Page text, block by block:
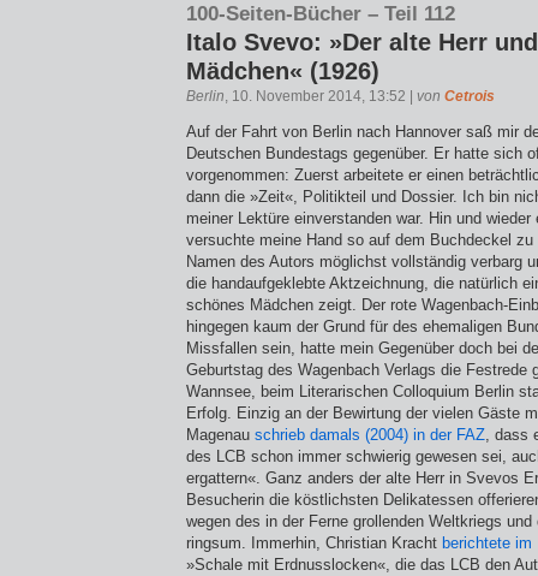
100-Seiten-Bücher – Teil 112
Italo Svevo: »Der alte Herr
Mädchen« (1926)
Berlin, 10. November 2014, 13:52 | von Cetrois
Auf der Fahrt von Berlin nach Hannover saß mir
Deutschen Bundestags gegenüber. Er hatte sich
vorgenommen: Zuerst arbeitete er einen
dann die »Zeit«, Politikteil und Dossier. Ich bin
meiner Lektüre einverstanden war. Hin und
versuchte meine Hand so auf dem Buchdeckel
Namen des Autors möglichst vollständig verbarg
die handaufgeklebte Aktzeichnung, die natürlich
schönes Mädchen zeigt. Der rote Wagenbach-
hingegen kaum der Grund für des ehemaligen
Missfallen sein, hatte mein Gegenüber doch bei
Geburtstag des Wagenbach Verlags die Festrede
Wannsee, beim Literarischen Colloquium Berlin
Erfolg. Einzig an der Bewirtung der vielen Gäste
Magenau schrieb damals (2004) in der FAZ, dass
des LCB schon immer schwierig gewesen sei,
ergattern«. Ganz anders der alte Herr in Svevos
Besucherin die köstlichsten Delikatessen
wegen des in der Ferne grollenden Weltkriegs
ringsum. Immerhin, Christian Kracht berichtete im
»Schale mit Erdnusslocken«, die das LCB den